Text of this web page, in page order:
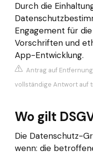
Durch die
Engagement für
Vorschriften und
App-Entwicklung.
Antrag auf
vollständige Antwort auf
Wo gilt
Die Datenschutz-
wenn: die